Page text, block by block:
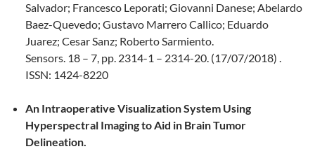
Salvador; Francesco Leporati; Giovanni Danese; Abelardo
Baez-Quevedo; Gustavo Marrero Callico; Eduardo
Juarez; Cesar Sanz; Roberto Sarmiento.
Sensors. 18 – 7, pp. 2314-1 – 2314-20. (17/07/2018) .
ISSN: 1424-8220
An Intraoperative Visualization System Using
Hyperspectral Imaging to Aid in Brain Tumor
Delineation.